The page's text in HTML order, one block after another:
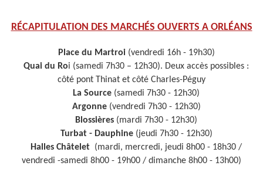
RÉCAPITULATION DES MARCHÉS OUVERTS A ORLÉANS
Place du Martroi(vendredi 16h - 19h30)
Quai du Roi (samedi 7h30 – 12h30). Deux accès possibles :
côté pont Thinat et côté Charles-Péguy
La Source (samedi 7h30 - 12h30)
Argonne(vendredi 7h30 - 12h30)
Blossières (mardi 7h30 - 12h30)
Turbat - Dauphine(jeudi 7h30 - 12h30)
Halles Châtelet (mardi, mercredi, jeudi 8h00 - 18h30 /
vendredi -samedi 8h00 - 19h00 / dimanche 8h00 - 13h00)